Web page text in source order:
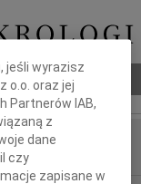
jeśli wyrazisz
o.o. oraz jej
Partnerów IAB,
z
dane
czy
zapisane w